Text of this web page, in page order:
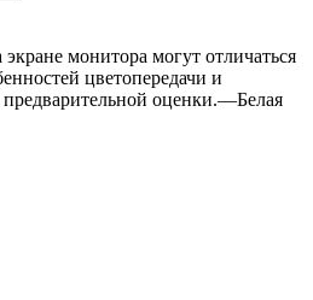
монитора могут отличаться
цветопередачи и
оценки.—Белая